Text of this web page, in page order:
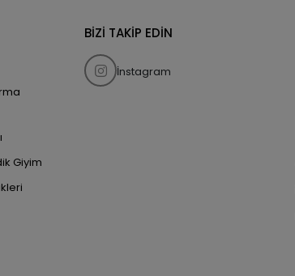
Giyim
BİZİ TAKİP EDİN
İnstagram